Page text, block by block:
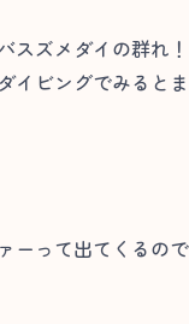
スズメダイの群れ！
イビングでみると
ーって出てくるの